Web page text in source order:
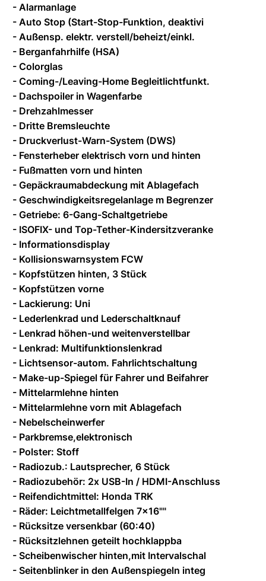
- Alarmanlage
- Auto Stop (Start-Stop-Funktion, deaktivi
- Außensp. elektr. verstell/beheizt/einkl.
- Berganfahrhilfe (HSA)
- Colorglas
- Coming-/Leaving-Home Begleitlichtfunkt.
- Dachspoiler in Wagenfarbe
- Drehzahlmesser
- Dritte Bremsleuchte
- Druckverlust-Warn-System (DWS)
- Fensterheber elektrisch vorn und hinten
- Fußmatten vorn und hinten
- Gepäckraumabdeckung mit Ablagefach
- Geschwindigkeitsregelanlage m Begrenzer
- Getriebe: 6-Gang-Schaltgetriebe
- ISOFIX- und Top-Tether-Kindersitzveranke
- Informationsdisplay
- Kollisionswarnsystem FCW
- Kopfstützen hinten, 3 Stück
- Kopfstützen vorne
- Lackierung: Uni
- Lederlenkrad und Lederschaltknauf
- Lenkrad höhen-und weitenverstellbar
- Lenkrad: Multifunktionslenkrad
- Lichtsensor-autom. Fahrlichtschaltung
- Make-up-Spiegel für Fahrer und Beifahrer
- Mittelarmlehne hinten
- Mittelarmlehne vorn mit Ablagefach
- Nebelscheinwerfer
- Parkbremse,elektronisch
- Polster: Stoff
- Radiozub.: Lautsprecher, 6 Stück
- Radiozubehör: 2x USB-In / HDMI-Anschluss
- Reifendichtmittel: Honda TRK
- Räder: Leichtmetallfelgen 7x16""
- Rücksitze versenkbar (60:40)
- Rücksitzlehnen geteilt hochklappba
- Scheibenwischer hinten,mit Intervalschal
- Seitenblinker in den Außenspiegeln integ